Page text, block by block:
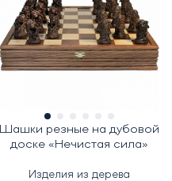
Шашки резные на дубовой
доске «Нечистая сила»
Изделия из дерева